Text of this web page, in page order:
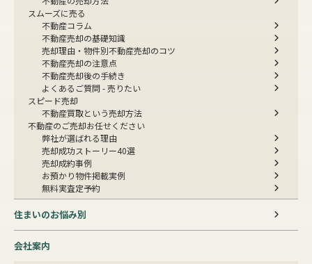
スムーズに売る
不動産コラム
不動産売却の基礎知識
売却理由・物件別不動産売却のコツ
不動産売却の注意点
不動産売却後の手続き
よくあるご質問 - 売りたい
スピード売却
不動産買取という売却方法
不動産のご売却お任せください
弊社が選ばれる理由
売却成功ストーリー40選
売却成約事例
お預かり物件掲載実例
無料実査定予約
住まいのお悩み別
会社案内